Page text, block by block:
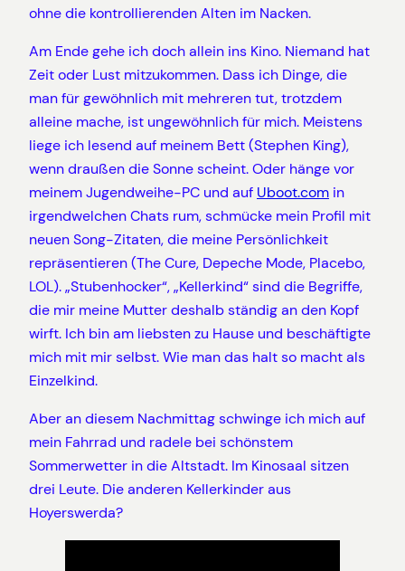
ohne die kontrollierenden Alten im Nacken.
Am Ende gehe ich doch allein ins Kino. Niemand hat
Zeit oder Lust mitzukommen. Dass ich Dinge, die
man für gewöhnlich mit mehreren tut, trotzdem
alleine mache, ist ungewöhnlich für mich. Meistens
liege ich lesend auf meinem Bett (Stephen King),
wenn draußen die Sonne scheint. Oder hänge vor
meinem Jugendweihe-PC und auf Uboot.com in
irgendwelchen Chats rum, schmücke mein Profil mit
neuen Song-Zitaten, die meine Persönlichkeit
repräsentieren (The Cure, Depeche Mode, Placebo,
LOL). „Stubenhocker“, „Kellerkind“ sind die Begriffe,
die mir meine Mutter deshalb ständig an den Kopf
wirft. Ich bin am liebsten zu Hause und beschäftigte
mich mit mir selbst. Wie man das halt so macht als
Einzelkind.
Aber an diesem Nachmittag schwinge ich mich auf
mein Fahrrad und radele bei schönstem
Sommerwetter in die Altstadt. Im Kinosaal sitzen
drei Leute. Die anderen Kellerkinder aus
Hoyerswerda?